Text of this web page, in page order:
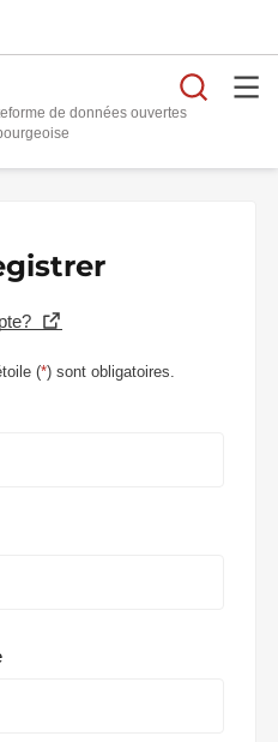
de données ouvertes
(*) sont obligatoires.